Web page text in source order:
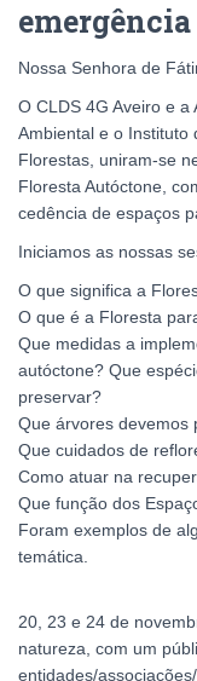
emergência
Nossa Senhora de
O CLDS 4G Aveiro e
Ambiental e o Instituto
Florestas, uniram-se
Floresta Autóctone,
cedência de espaços
Iniciamos as nossas
O que significa a
O que é a Floresta
Que medidas a
autóctone? Que
preservar?
Que árvores devemos
Que cuidados de
Como atuar na
Que função dos
Foram exemplos de
temática.
20, 23 e 24 de
natureza, com um
entidades/